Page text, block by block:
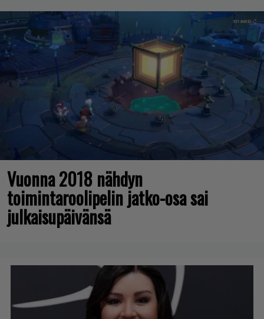
Vuonna 2018 nähdyn
toimintaroolipelin jatko-osa sai
julkaisupäivänsä